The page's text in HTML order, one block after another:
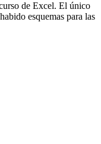
de Excel. El único
esquemas para las